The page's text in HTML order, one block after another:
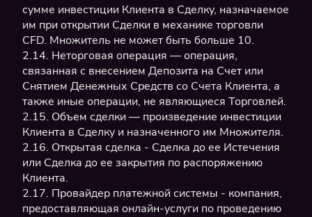
сумме инвестиции Клиента в Сделку, назначаемое
им при открытии Сделки в механике торговли
CFD. Множитель не может быть больше 10.
2.14. Неторговая операция — операция,
связанная с внесением Депозита на Счет или
Снятием Денежных Средств со Счета Клиента, а
также иные операции, не являющиеся Торговлей.
2.15. Объем сделки — произведение инвестиции
Клиента в Сделку и назначенного им Множителя.
2.16. Открытая сделка - Сделка до ее Истечения
или Сделка до ее закрытия по распоряжению
Клиента.
2.17. Провайдер платежной системы - компания,
предоставляющая онлайн-услуги по проведению